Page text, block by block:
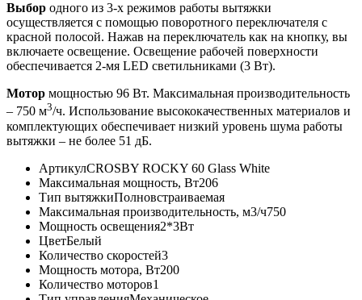
Выбор одного из 3-х режимов работы вытяжки
осуществляется с помощью поворотного переключателя с
красной полосой. Нажав на переключатель как на кнопку, вы
включаете освещение. Освещение рабочей поверхности
обеспечивается 2-мя LED светильниками (3 Вт).
Мотор мощностью 96 Вт. Максимальная производительность
– 750 м3/ч. Использование высококачественных материалов и
комплектующих обеспечивает низкий уровень шума работы
вытяжки – не более 51 дБ.
АртикулCROSBY ROCKY 60 Glass White
Максимальная мощность, Вт206
Тип вытяжкиПолновстраиваемая
Максимальная производительность, м3/ч750
Мощность освещения2*3Вт
ЦветБелый
Количество скоростей3
Мощность мотора, Вт200
Количество моторов1